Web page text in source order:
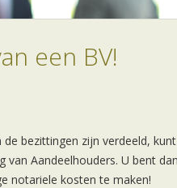
een BV!
bezittingen zijn verdeeld,
Aandeelhouders. U bent
notariele kosten te maken!